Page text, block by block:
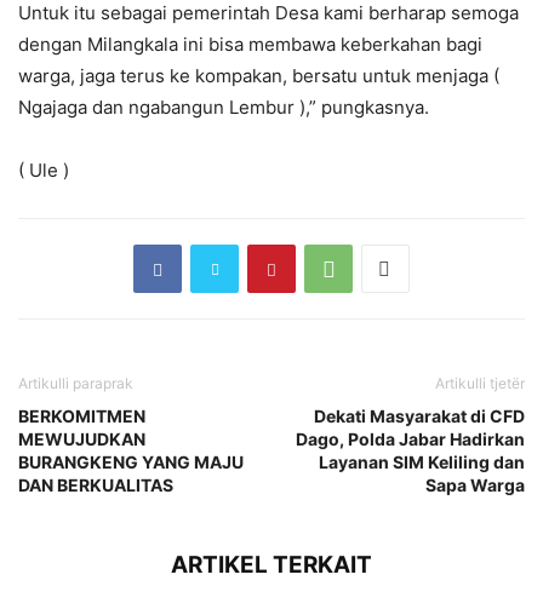
Untuk itu sebagai pemerintah Desa kami berharap semoga
dengan Milangkala ini bisa membawa keberkahan bagi
warga, jaga terus ke kompakan, bersatu untuk menjaga (
Ngajaga dan ngabangun Lembur ),” pungkasnya.
( Ule )
Artikulli paraprak
BERKOMITMEN
MEWUJUDKAN
BURANGKENG YANG MAJU
DAN BERKUALITAS
Artikulli tjetër
Dekati Masyarakat di CFD
Dago, Polda Jabar Hadirkan
Layanan SIM Keliling dan
Sapa Warga
ARTIKEL TERKAIT